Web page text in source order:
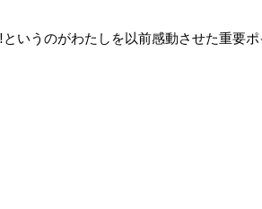
いうのがわたしを以前感動させた重要ポ